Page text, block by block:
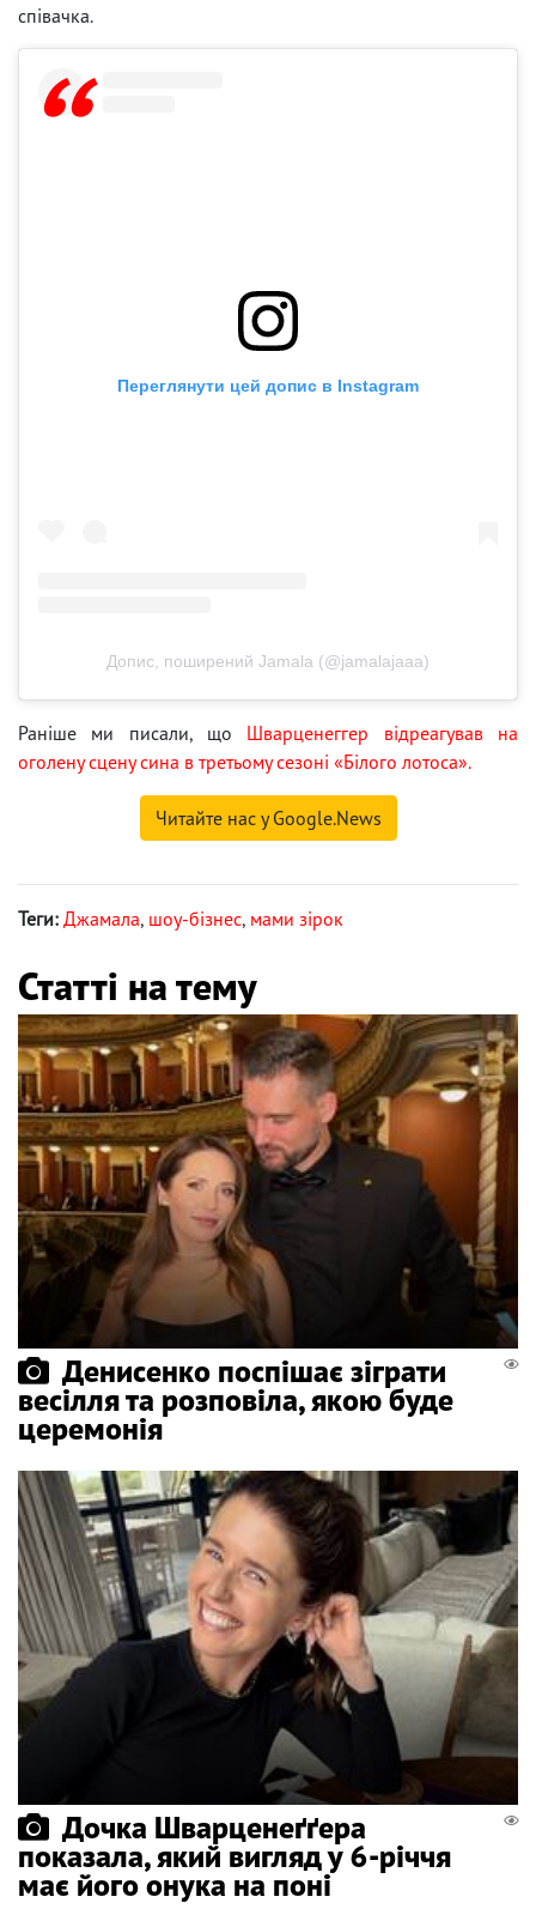
співачка.
Переглянути цей допис в Instagram
Допис, поширений Jamala (@jamalajaaa)
Раніше ми писали, що Шварценеггер відреагував на
оголену сцену сина в третьому сезоні «Білого лотоса».
Читайте нас у Google.News
Теги: Джамала, шоу-бізнес, мами зірок
Статті на тему
Денисенко поспішає зіграти
весілля та розповіла, якою буде
церемонія
Дочка Шварценеґґера
показала, який вигляд у 6-річчя
має його онука на поні